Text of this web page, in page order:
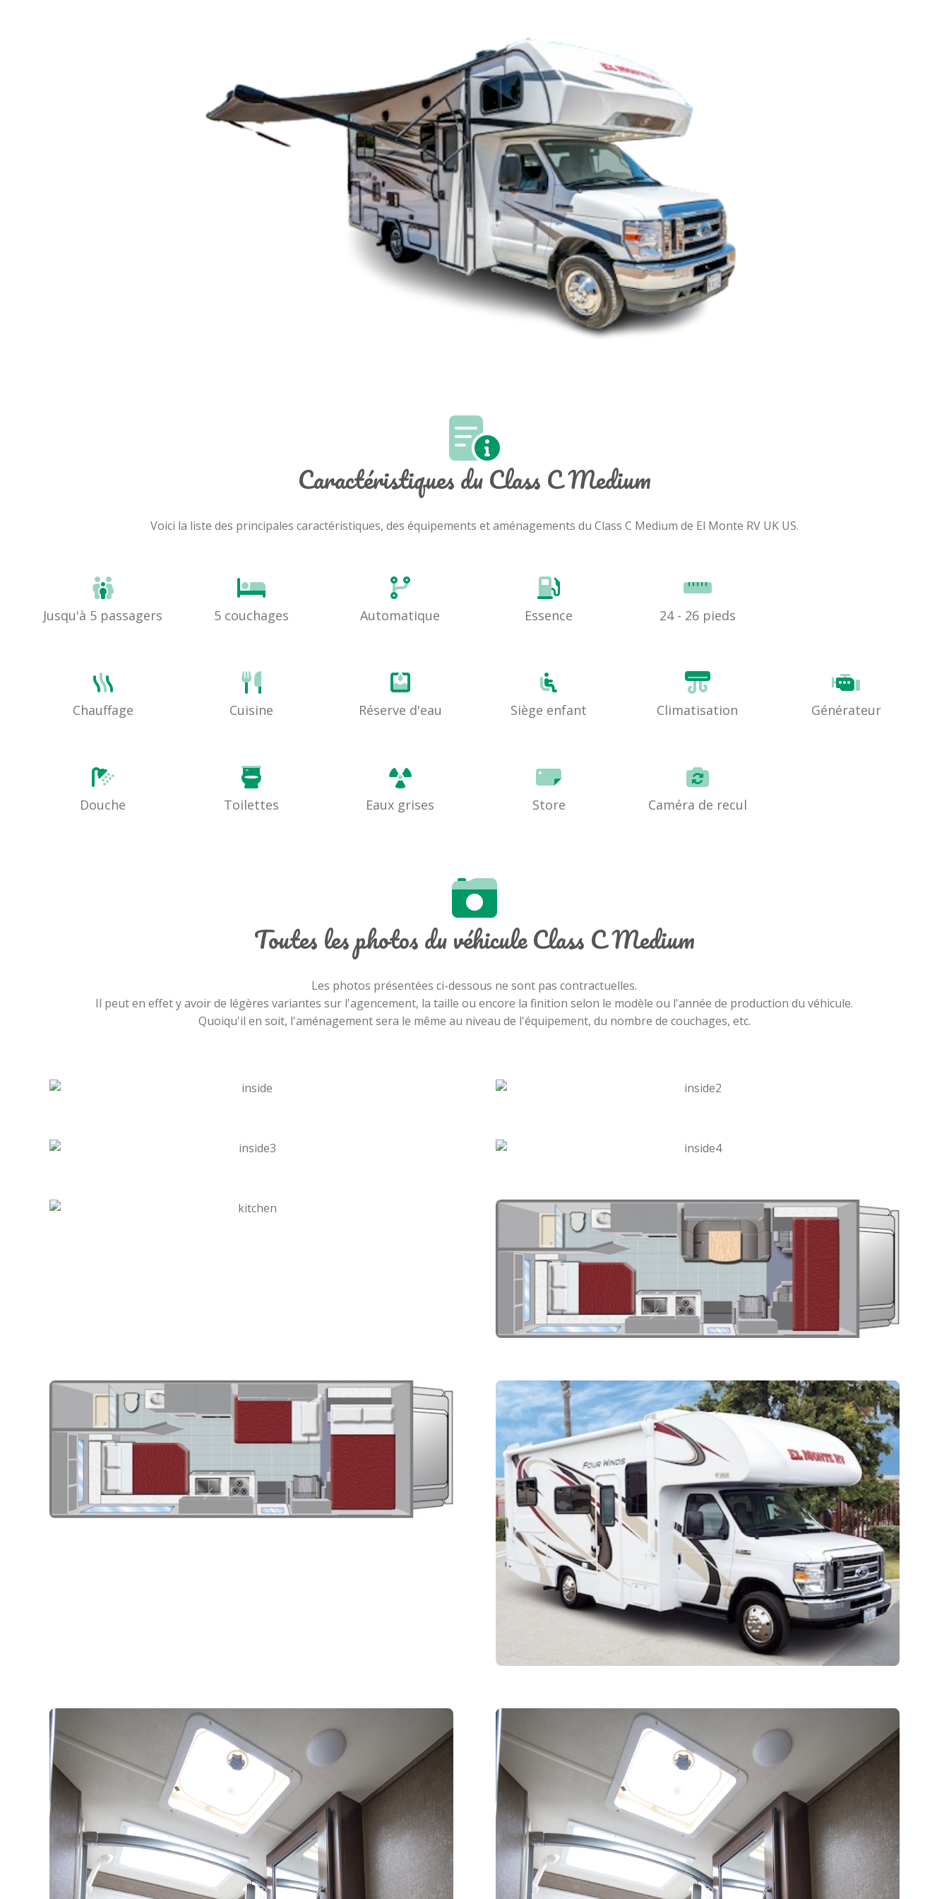
Caractéristiques du Class C Medium
Voici la liste des principales caractéristiques, des équipements et aménagements du Class C Medium de El Monte RV UK US.
Jusqu'à 5 passagers 5 couchages Automatique Essence 24 - 26 pieds
Chauffage Cuisine Réserve d'eau Siège enfant Climatisation Générateur
Douche Toilettes Eaux grises Store Caméra de recul
Toutes les photos du véhicule Class C Medium
Les photos présentées ci-dessous ne sont pas contractuelles.
Il peut en effet y avoir de légères variantes sur l'agencement, la taille ou encore la finition selon le modèle ou l'année de production du véhicule.
Quoiqu'il en soit, l'aménagement sera le même au niveau de l'équipement, du nombre de couchages, etc.